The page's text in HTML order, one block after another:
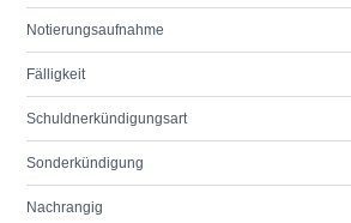
Notierungsaufnahme
Fälligkeit
Schuldnerkündigungsart
Sonderkündigung
Nachrangig